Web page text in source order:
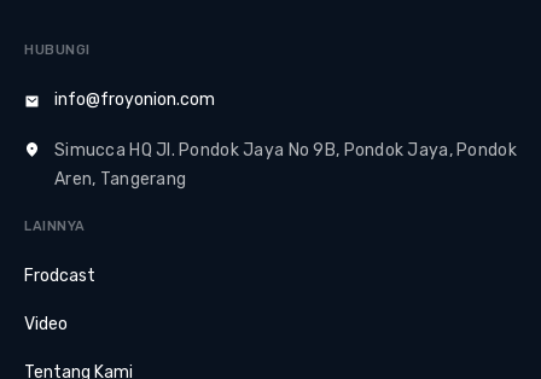
HUBUNGI
info@froyonion.com
Simucca HQ Jl. Pondok Jaya No 9B, Pondok Jaya, Pondok
Aren, Tangerang
LAINNYA
Frodcast
Video
Tentang Kami